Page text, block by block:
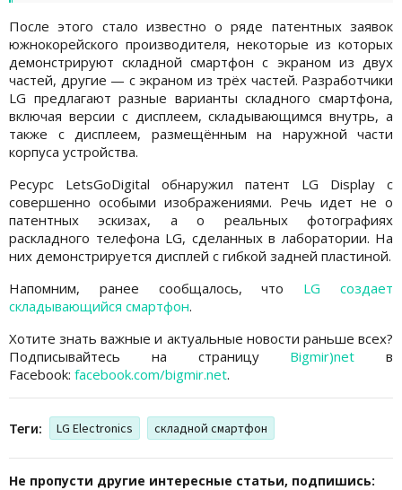
После этого стало известно о ряде патентных заявок
южнокорейского производителя, некоторые из которых
демонстрируют складной смартфон с экраном из двух
частей, другие — с экраном из трёх частей. Разработчики
LG предлагают разные варианты складного смартфона,
включая версии с дисплеем, складывающимся внутрь, а
также с дисплеем, размещённым на наружной части
корпуса устройства.
Ресурс LetsGoDigital обнаружил патент LG Display с
совершенно особыми изображениями. Речь идет не о
патентных эскизах, а о реальных фотографиях
раскладного телефона LG, сделанных в лаборатории. На
них демонстрируется дисплей с гибкой задней пластиной.
Напомним, ранее сообщалось, что LG создает
складывающийся смартфон.
Хотите знать важные и актуальные новости раньше всех?
Подписывайтесь на страницу Bigmir)net в
Facebook: facebook.com/bigmir.net.
Теги: LG Electronics складной смартфон
Не пропусти другие интересные статьи, подпишись: